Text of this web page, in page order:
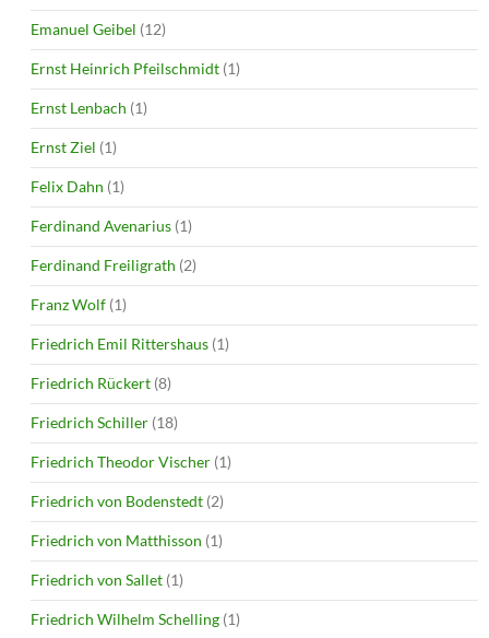
Emanuel Geibel (12)
Ernst Heinrich Pfeilschmidt (1)
Ernst Lenbach (1)
Ernst Ziel (1)
Felix Dahn (1)
Ferdinand Avenarius (1)
Ferdinand Freiligrath (2)
Franz Wolf (1)
Friedrich Emil Rittershaus (1)
Friedrich Rückert (8)
Friedrich Schiller (18)
Friedrich Theodor Vischer (1)
Friedrich von Bodenstedt (2)
Friedrich von Matthisson (1)
Friedrich von Sallet (1)
Friedrich Wilhelm Schelling (1)